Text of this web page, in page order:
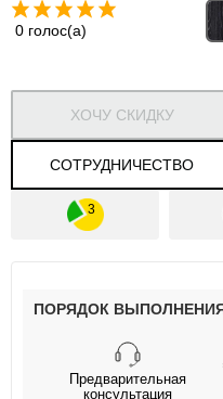
0 голос(а)
СОТРУДНИЧЕСТВО
ХОЧУ СКИДКУ
ПОРЯДОК
Предварительная
консультация